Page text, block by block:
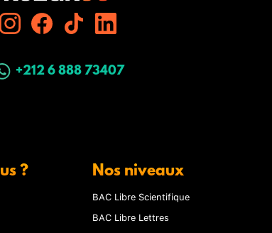
+212 6 888 73407
? Nos niveaux
BAC Libre Scientifique
BAC Libre Lettres